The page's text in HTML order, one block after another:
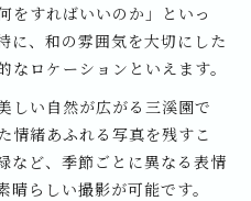
をすればいいのか」といっ
に、和の雰囲気を大切にした
ロケーションといえます。
しい自然が広がる三溪園で
情緒あふれる写真を残すこ
など、季節ごとに異なる表情
らしい撮影が可能です。